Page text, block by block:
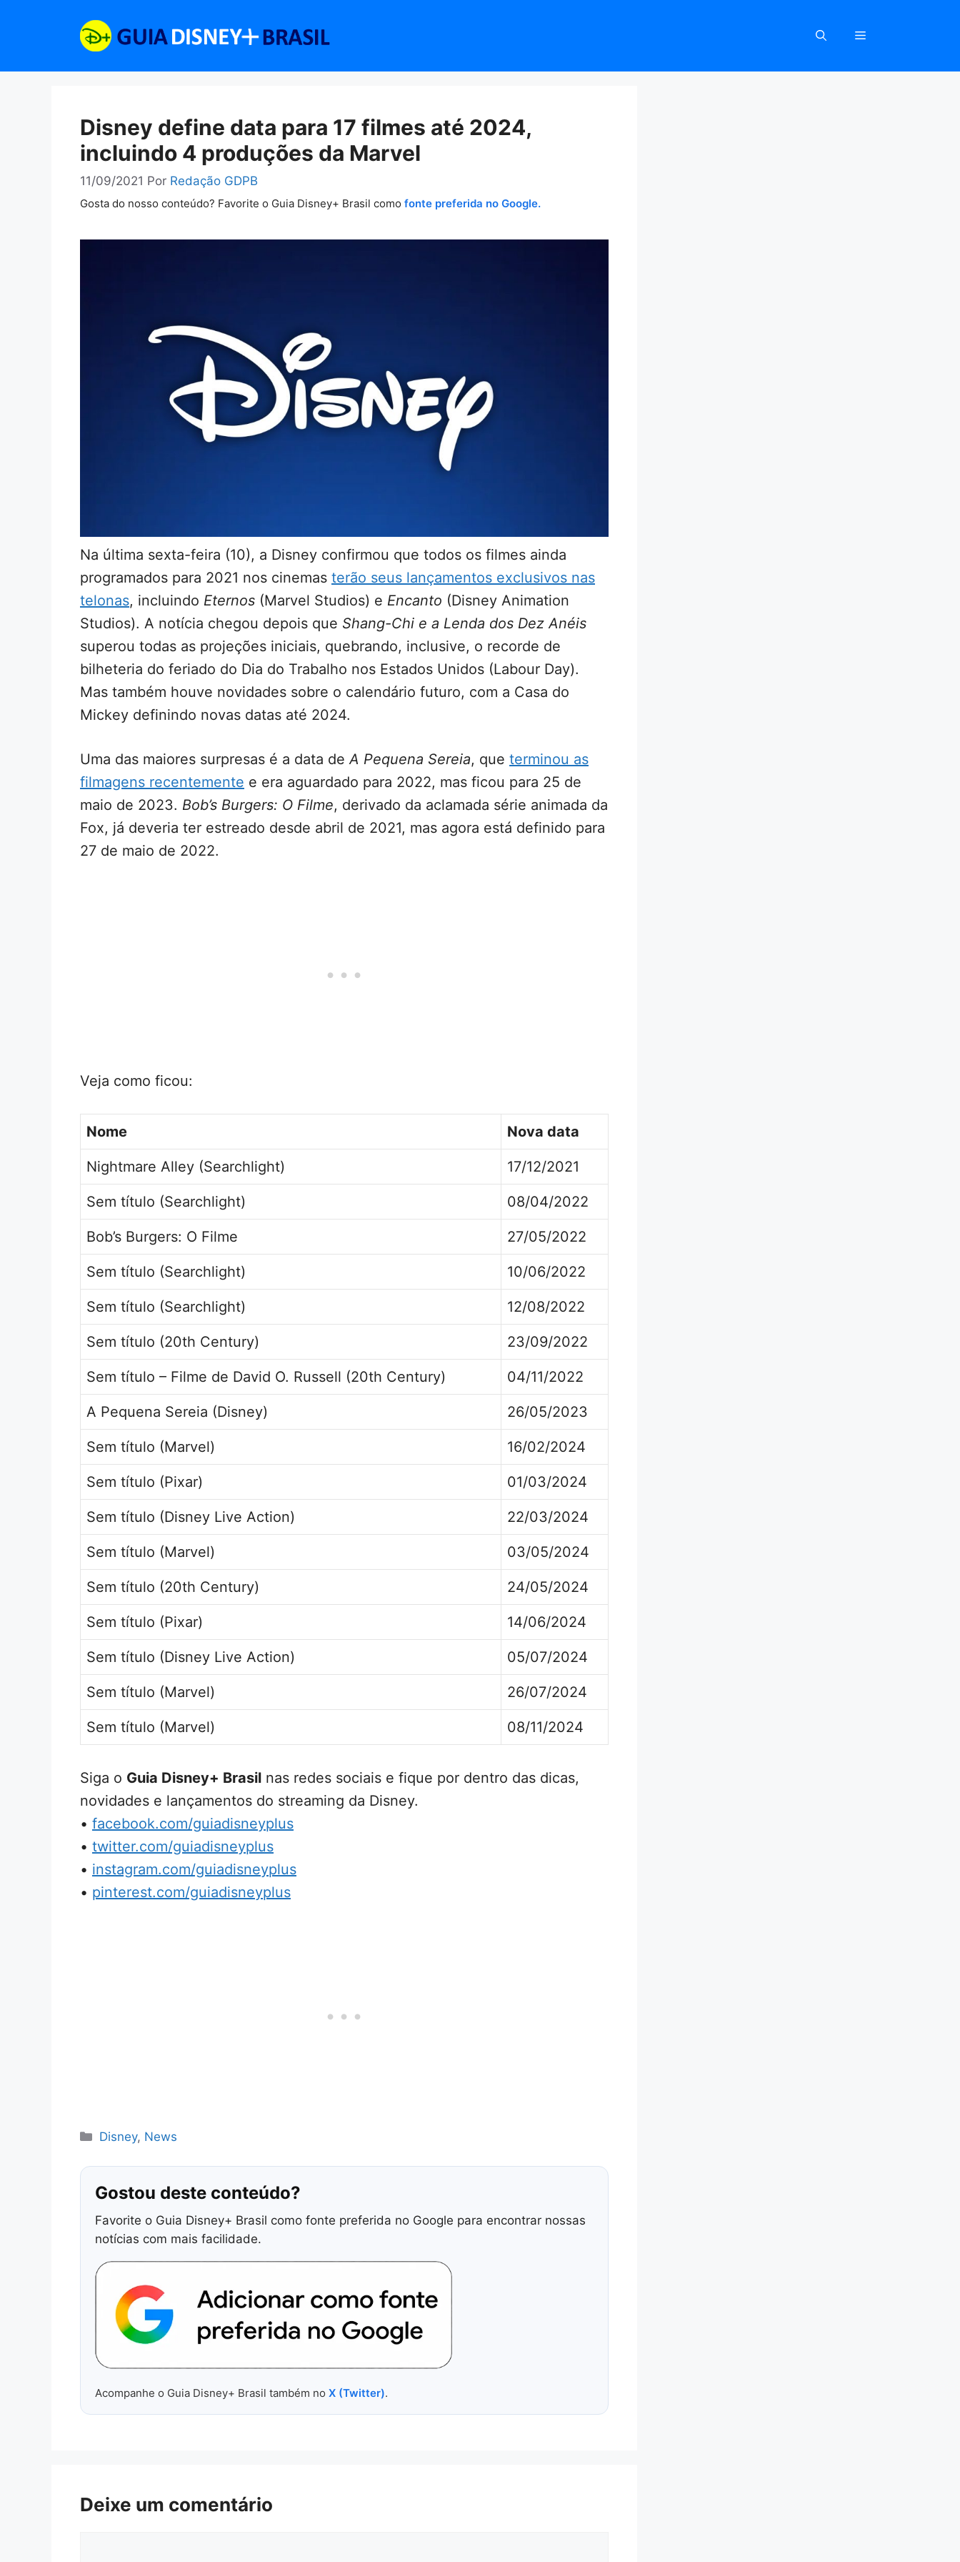
Disney define data para 17 filmes até 2024,
incluindo 4 produções da Marvel
11/09/2021 Por Redação GDPB
Gosta do nosso conteúdo? Favorite o Guia Disney+ Brasil como fonte preferida no Google.
Na última sexta-feira (10), a Disney confirmou que todos os filmes ainda
programados para 2021 nos cinemas terão seus lançamentos exclusivos nas
telonas, incluindo Eternos (Marvel Studios) e Encanto (Disney Animation
Studios). A notícia chegou depois que Shang-Chi e a Lenda dos Dez Anéis
superou todas as projeções iniciais, quebrando, inclusive, o recorde de
bilheteria do feriado do Dia do Trabalho nos Estados Unidos (Labour Day).
Mas também houve novidades sobre o calendário futuro, com a Casa do
Mickey definindo novas datas até 2024.
Uma das maiores surpresas é a data de A Pequena Sereia, que terminou as
filmagens recentemente e era aguardado para 2022, mas ficou para 25 de
maio de 2023. Bob’s Burgers: O Filme, derivado da aclamada série animada da
Fox, já deveria ter estreado desde abril de 2021, mas agora está definido para
27 de maio de 2022.
Veja como ficou:
Nome Nova data
Nightmare Alley (Searchlight) 17/12/2021
Sem título (Searchlight) 08/04/2022
Bob’s Burgers: O Filme 27/05/2022
Sem título (Searchlight) 10/06/2022
Sem título (Searchlight) 12/08/2022
Sem título (20th Century) 23/09/2022
Sem título – Filme de David O. Russell (20th Century) 04/11/2022
A Pequena Sereia (Disney) 26/05/2023
Sem título (Marvel) 16/02/2024
Sem título (Pixar) 01/03/2024
Sem título (Disney Live Action) 22/03/2024
Sem título (Marvel) 03/05/2024
Sem título (20th Century) 24/05/2024
Sem título (Pixar) 14/06/2024
Sem título (Disney Live Action) 05/07/2024
Sem título (Marvel) 26/07/2024
Sem título (Marvel) 08/11/2024
Siga o Guia Disney+ Brasil nas redes sociais e fique por dentro das dicas,
novidades e lançamentos do streaming da Disney.
• facebook.com/guiadisneyplus
• twitter.com/guiadisneyplus
• instagram.com/guiadisneyplus
• pinterest.com/guiadisneyplus
Categorias
Disney, News
Gostou deste conteúdo?
Favorite o Guia Disney+ Brasil como fonte preferida no Google para encontrar nossas
notícias com mais facilidade.
Acompanhe o Guia Disney+ Brasil também no X (Twitter).
Deixe um comentário